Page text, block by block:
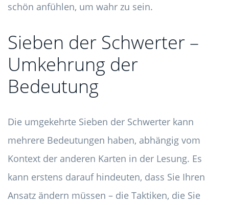
schön anfühlen, um wahr zu sein.
Sieben der Schwerter –
Umkehrung der
Bedeutung
Die umgekehrte Sieben der Schwerter kann
mehrere Bedeutungen haben, abhängig vom
Kontext der anderen Karten in der Lesung. Es
kann erstens darauf hindeuten, dass Sie Ihren
Ansatz ändern müssen – die Taktiken, die Sie